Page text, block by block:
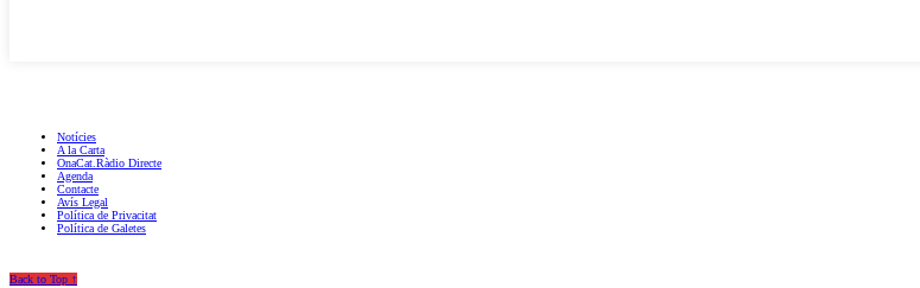
Notícies
A la Carta
OnaCat.Ràdio Directe
Agenda
Contacte
Avís Legal
Política de Privacitat
Política de Galetes
Back to Top ↑